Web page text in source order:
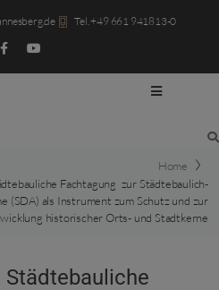
Tel. +49 661 941813-0
Home
Fachtagung zur Städtebaulich-
(SDA) als Instrument zum Schutz und zur
historischer Orts- und Stadtkerne
Städtebauliche